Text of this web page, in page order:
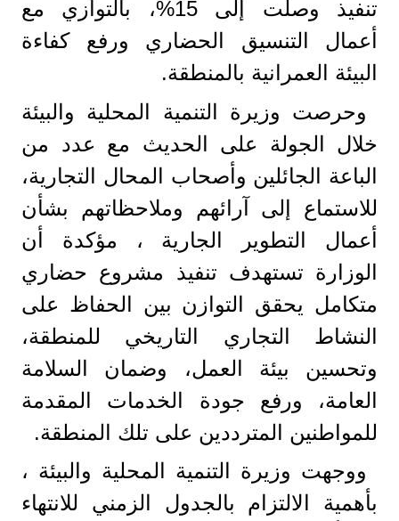
تنفيذ وصلت إلى 15%، بالتوازي مع
أعمال التنسيق الحضاري ورفع كفاءة
البيئة العمرانية بالمنطقة.
وحرصت وزيرة التنمية المحلية والبيئة
خلال الجولة على الحديث مع عدد من
الباعة الجائلين وأصحاب المحال التجارية،
للاستماع إلى آرائهم وملاحظاتهم بشأن
أعمال التطوير الجارية ، مؤكدة أن
الوزارة تستهدف تنفيذ مشروع حضاري
متكامل يحقق التوازن بين الحفاظ على
النشاط التجاري التاريخي للمنطقة،
وتحسين بيئة العمل، وضمان السلامة
العامة، ورفع جودة الخدمات المقدمة
للمواطنين المترددين على تلك المنطقة.
ووجهت وزيرة التنمية المحلية والبيئة ،
بأهمية الالتزام بالجدول الزمني للانتهاء